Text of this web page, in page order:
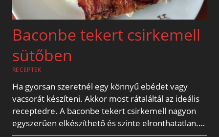
Baconbe tekert csirkemell
sütőben
RECEPTEK
Ha gyorsan szeretnél egy könnyű ebédet vagy
vacsorát készíteni. Akkor most rátaláltál az ideális
receptedre. A baconbe tekert csirkemell nagyon
egyszerűen elkészíthető és szinte elronthatatlan.…